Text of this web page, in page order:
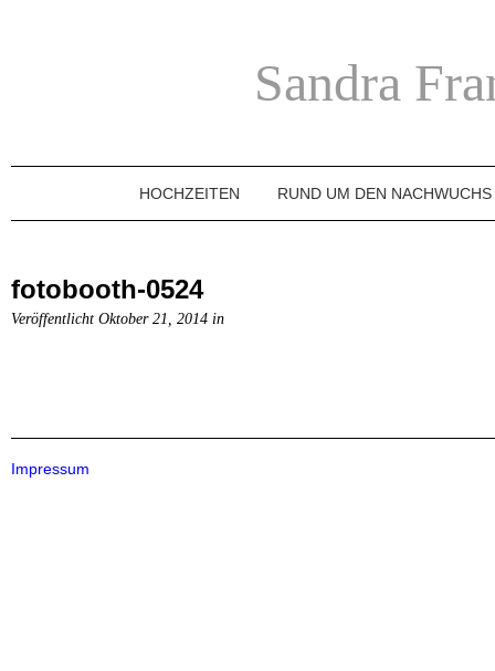
Sandra
HOCHZEITEN RUND UM DEN NACHWUCHS
fotobooth-0524
Veröffentlicht Oktober 21, 2014 in
Impressum